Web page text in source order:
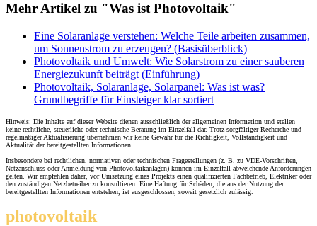
Mehr Artikel zu "Was ist Photovoltaik"
Eine Solaranlage verstehen: Welche Teile arbeiten zusammen,
um Sonnenstrom zu erzeugen? (Basisüberblick)
Photovoltaik und Umwelt: Wie Solarstrom zu einer sauberen
Energiezukunft beiträgt (Einführung)
Photovoltaik, Solaranlage, Solarpanel: Was ist was?
Grundbegriffe für Einsteiger klar sortiert
Hinweis: Die Inhalte auf dieser Website dienen ausschließlich der allgemeinen Information und stellen
keine rechtliche, steuerliche oder technische Beratung im Einzelfall dar. Trotz sorgfältiger Recherche und
regelmäßiger Aktualisierung übernehmen wir keine Gewähr für die Richtigkeit, Vollständigkeit und
Aktualität der bereitgestellten Informationen.
Insbesondere bei rechtlichen, normativen oder technischen Fragestellungen (z. B. zu VDE-Vorschriften,
Netzanschluss oder Anmeldung von Photovoltaikanlagen) können im Einzelfall abweichende Anforderungen
gelten. Wir empfehlen daher, vor Umsetzung eines Projekts einen qualifizierten Fachbetrieb, Elektriker oder
den zuständigen Netzbetreiber zu konsultieren. Eine Haftung für Schäden, die aus der Nutzung der
bereitgestellten Informationen entstehen, ist ausgeschlossen, soweit gesetzlich zulässig.
photovoltaik